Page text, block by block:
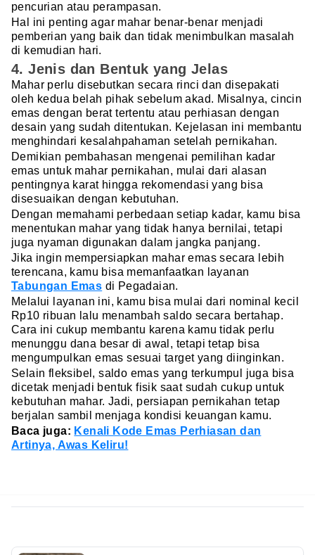
pencurian atau perampasan.
Hal ini penting agar mahar benar-benar menjadi
pemberian yang baik dan tidak menimbulkan masalah
di kemudian hari.
4. Jenis dan Bentuk yang Jelas
Mahar perlu disebutkan secara rinci dan disepakati
oleh kedua belah pihak sebelum akad. Misalnya, cincin
emas dengan berat tertentu atau perhiasan dengan
desain yang sudah ditentukan. Kejelasan ini membantu
menghindari kesalahpahaman setelah pernikahan.
Demikian pembahasan mengenai pemilihan kadar
emas untuk mahar pernikahan, mulai dari alasan
pentingnya karat hingga rekomendasi yang bisa
disesuaikan dengan kebutuhan.
Dengan memahami perbedaan setiap kadar, kamu bisa
menentukan mahar yang tidak hanya bernilai, tetapi
juga nyaman digunakan dalam jangka panjang.
Jika ingin mempersiapkan mahar emas secara lebih
terencana, kamu bisa memanfaatkan layanan
Tabungan Emas di Pegadaian.
Melalui layanan ini, kamu bisa mulai dari nominal kecil
Rp10 ribuan lalu menambah saldo secara bertahap.
Cara ini cukup membantu karena kamu tidak perlu
menunggu dana besar di awal, tetapi tetap bisa
mengumpulkan emas sesuai target yang diinginkan.
Selain fleksibel, saldo emas yang terkumpul juga bisa
dicetak menjadi bentuk fisik saat sudah cukup untuk
kebutuhan mahar. Jadi, persiapan pernikahan tetap
berjalan sambil menjaga kondisi keuangan kamu.
Baca juga: Kenali Kode Emas Perhiasan dan
Artinya, Awas Keliru!